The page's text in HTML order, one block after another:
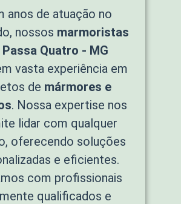
anos de atuação no
nossos marmoristas
Passa Quatro - MG
vasta experiência em
de mármores e
. Nossa expertise nos
lidar com qualquer
oferecendo soluções
e eficientes.
com profissionais
qualificados e